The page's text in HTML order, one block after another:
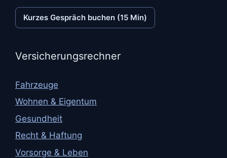
Kurzes Gespräch buchen (15 Min)
Versicherungsrechner
Fahrzeuge
Wohnen & Eigentum
Gesundheit
Recht & Haftung
Vorsorge & Leben